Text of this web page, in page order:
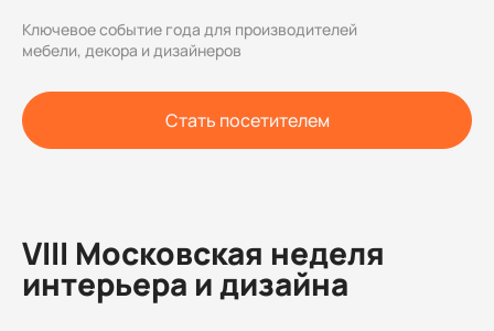
Ключевое событие года для производителей
мебели, декора и дизайнеров
Стать посетителем
VIII Московская неделя
интерьера и дизайна